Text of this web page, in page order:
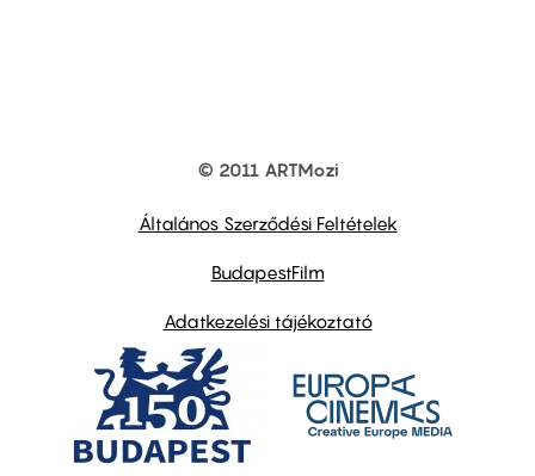
© 2011 ARTMozi
Általános Szerződési Feltételek
BudapestFilm
Adatkezelési tájékoztató